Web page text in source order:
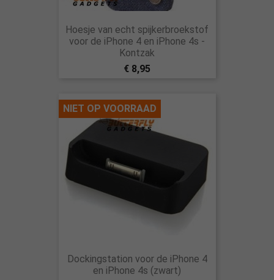
Hoesje van echt spijkerbroekstof
voor de iPhone 4 en iPhone 4s -
Kontzak
€ 8,95
Dockingstation voor de iPhone 4
en iPhone 4s (zwart)
NIET OP VOORRAAD